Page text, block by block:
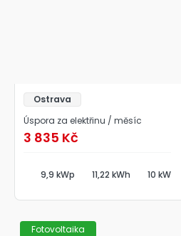
Ostrava
Úspora za elektřinu / měsíc
3 835 Kč
9,9 kWp 11,22 kWh 10 kW
Fotovoltaika